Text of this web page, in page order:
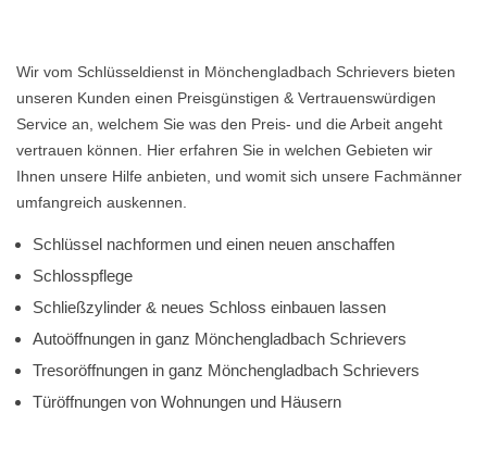
Wir vom Schlüsseldienst in Mönchengladbach Schrievers bieten
unseren Kunden einen Preisgünstigen & Vertrauenswürdigen
Service an, welchem Sie was den Preis- und die Arbeit angeht
vertrauen können. Hier erfahren Sie in welchen Gebieten wir
Ihnen unsere Hilfe anbieten, und womit sich unsere Fachmänner
umfangreich auskennen.
Schlüssel nachformen und einen neuen anschaffen
Schlosspflege
Schließzylinder & neues Schloss einbauen lassen
Autoöffnungen in ganz Mönchengladbach Schrievers
Tresoröffnungen in ganz Mönchengladbach Schrievers
Türöffnungen von Wohnungen und Häusern